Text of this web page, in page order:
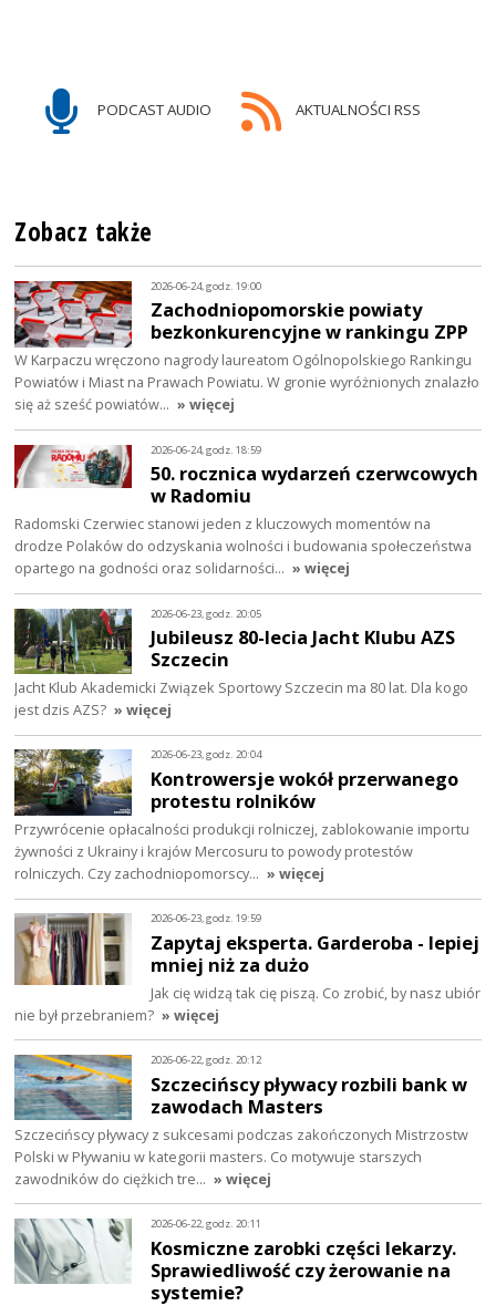
PODCAST AUDIO AKTUALNOŚCI RSS
Zobacz także
2026-06-24, godz. 19:00
Zachodniopomorskie powiaty
bezkonkurencyjne w rankingu ZPP
W Karpaczu wręczono nagrody laureatom Ogólnopolskiego Rankingu
Powiatów i Miast na Prawach Powiatu. W gronie wyróżnionych znalazło
się aż sześć powiatów… » więcej
2026-06-24, godz. 18:59
50. rocznica wydarzeń czerwcowych
w Radomiu
Radomski Czerwiec stanowi jeden z kluczowych momentów na
drodze Polaków do odzyskania wolności i budowania społeczeństwa
opartego na godności oraz solidarności… » więcej
2026-06-23, godz. 20:05
Jubileusz 80-lecia Jacht Klubu AZS
Szczecin
Jacht Klub Akademicki Związek Sportowy Szczecin ma 80 lat. Dla kogo
jest dzis AZS? » więcej
2026-06-23, godz. 20:04
Kontrowersje wokół przerwanego
protestu rolników
Przywrócenie opłacalności produkcji rolniczej, zablokowanie importu
żywności z Ukrainy i krajów Mercosuru to powody protestów
rolniczych. Czy zachodniopomorscy… » więcej
2026-06-23, godz. 19:59
Zapytaj eksperta. Garderoba - lepiej
mniej niż za dużo
Jak cię widzą tak cię piszą. Co zrobić, by nasz ubiór
nie był przebraniem? » więcej
2026-06-22, godz. 20:12
Szczecińscy pływacy rozbili bank w
zawodach Masters
Szczecińscy pływacy z sukcesami podczas zakończonych Mistrzostw
Polski w Pływaniu w kategorii masters. Co motywuje starszych
zawodników do ciężkich tre… » więcej
2026-06-22, godz. 20:11
Kosmiczne zarobki części lekarzy.
Sprawiedliwość czy żerowanie na
systemie?